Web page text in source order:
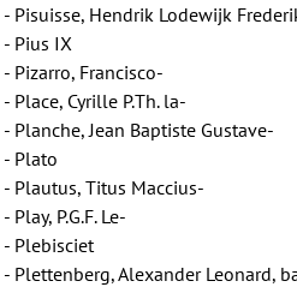
Pisuisse, Hendrik Lodewijk
Pius IX
Pizarro, Francisco-
Place, Cyrille P.Th. la-
Planche, Jean Baptiste Gustave-
Plato
Plautus, Titus Maccius-
Play, P.G.F. Le-
Plebisciet
Plettenberg, Alexander Leonard,